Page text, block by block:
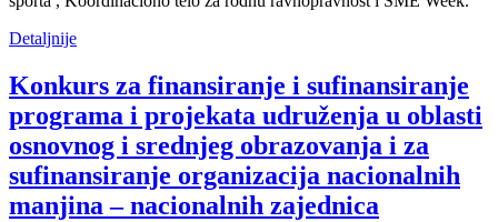
Detaljnije
Konkurs za finansiranje i sufinansiranje
programa i projekata udruženja u oblasti
osnovnog i srednjeg obrazovanja i za
sufinansiranje organizacija nacionalnih
manjina – nacionalnih zajednica